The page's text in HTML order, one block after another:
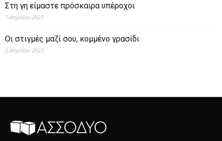
Στη γη είμαστε πρόσκαιρα υπέροχοι
7 Απριλίου 2023
Οι στιγμές μαζί σου, κομμένο γρασίδι
3 Απριλίου 2023